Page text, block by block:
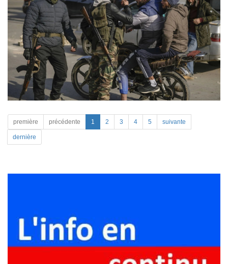
première précédente 1 2 3 4 5 suivante
dernière